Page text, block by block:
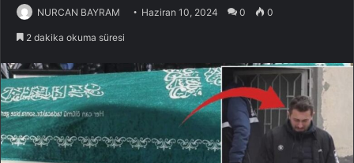
NURCAN BAYRAM Haziran 10, 2024 0 0
2 dakika okuma süresi